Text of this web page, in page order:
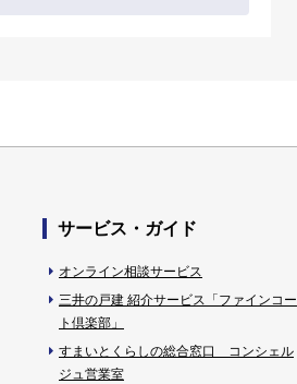
サービス・ガイド
オンライン相談サービス
三井の戸建 紹介サービス「ファインコー
ト倶楽部」
すまいとくらしの総合窓口 コンシェル
ジュ営業室